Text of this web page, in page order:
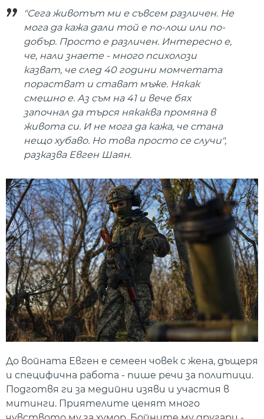
"Сега животът ми е съвсем различен. Не
мога да кажа дали той е по-лош или по-
добър. Просто е различен. Интересно е,
че, нали знаете - много психолози
казват, че след 40 години момчетата
порастват и стават мъже. Някак
смешно е. Аз съм на 41 и вече бях
започнал да търся някаква промяна в
живота си. И не мога да кажа, че стана
нещо хубаво. Но това просто се случи",
разказва Евген Шаян.
До войната Евген е семеен човек с жена, дъщеря
и специфична работа - пише речи за политици.
Подготвя ги за медийни изяви и участия в
митинги. Приятелите ценят много